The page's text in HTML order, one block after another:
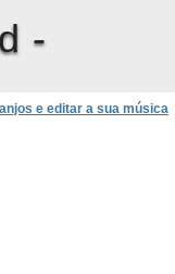
-
e editar a sua música